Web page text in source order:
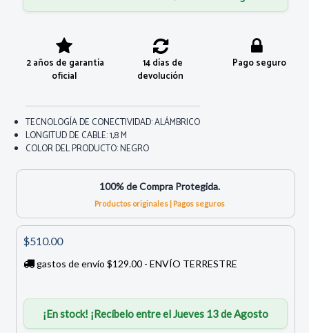
2 años de garantía
oficial
14 días de
devolución
Pago seguro
TECNOLOGÍA DE CONECTIVIDAD: ALÁMBRICO
LONGITUD DE CABLE: 1,8 M
COLOR DEL PRODUCTO: NEGRO
100% de Compra Protegida.
Productos originales | Pagos seguros
$510.00
gastos de envío $129.00 - ENVÍO TERRESTRE
¡En stock! ¡Recíbelo entre el Jueves 13 de Agosto